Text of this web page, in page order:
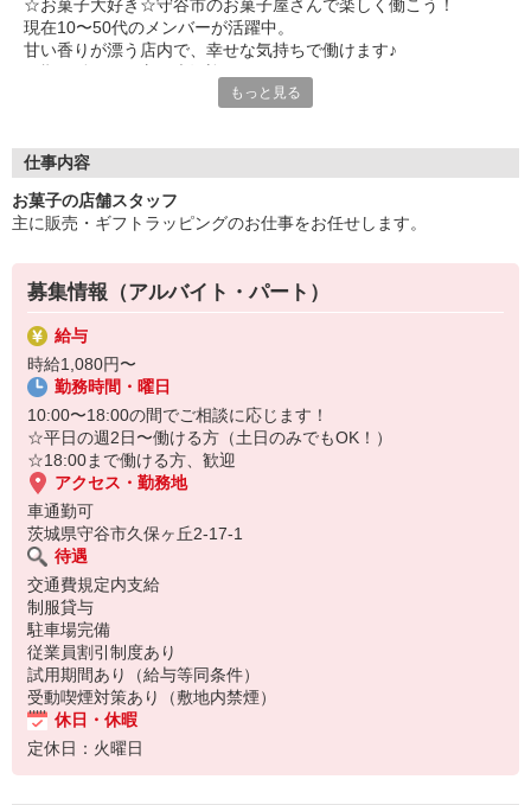
☆お菓子大好き☆守谷市のお菓子屋さんで楽しく働こう！
現在10〜50代のメンバーが活躍中。
甘い香りが漂う店内で、幸せな気持ちで働けます♪
土・日・祝日出来る方歓迎！
例えば・・・
休み時間にケーキやお菓子が食べられます。
お菓子が好き！ 人を笑顔にすることが好き！
もっと見る
仕事内容
お菓子の店舗スタッフ
主に販売・ギフトラッピングのお仕事をお任せします。
募集情報（アルバイト・パート）
給与
時給1,080円〜
勤務時間・曜日
10:00〜18:00の間でご相談に応じます！
☆平日の週2日〜働ける方（土日のみでもOK！）
☆18:00まで働ける方、歓迎
アクセス・勤務地
車通勤可
茨城県守谷市久保ヶ丘2-17-1
待遇
交通費規定内支給
制服貸与
駐車場完備
従業員割引制度あり
試用期間あり（給与等同条件）
受動喫煙対策あり（敷地内禁煙）
休日・休暇
定休日：火曜日